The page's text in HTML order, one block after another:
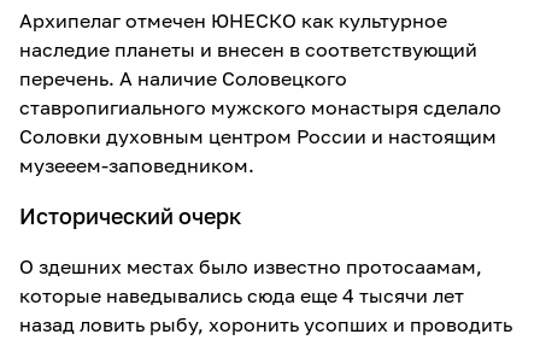
Архипелаг отмечен ЮНЕСКО как культурное
наследие планеты и внесен в соответствующий
перечень. А наличие Соловецкого
ставропигиального мужского монастыря сделало
Соловки духовным центром России и настоящим
музееем-заповедником.
Исторический очерк
О здешних местах было известно протосаамам,
которые наведывались сюда еще 4 тысячи лет
назад ловить рыбу, хоронить усопших и проводить